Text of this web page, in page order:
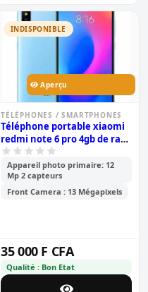
INDISPONIBLE
Aperçu
TÉLÉPHONES / SMARTPHONES
Téléphone portable xiaomi
redmi note 6 pro 4gb de ram
et 64gb de mémoire interne
Appareil photo primaire: 12
Mp 2 capteurs
Front Camera : 13 Mégapixels
35 000 F CFA
Qualité : Bon Etat